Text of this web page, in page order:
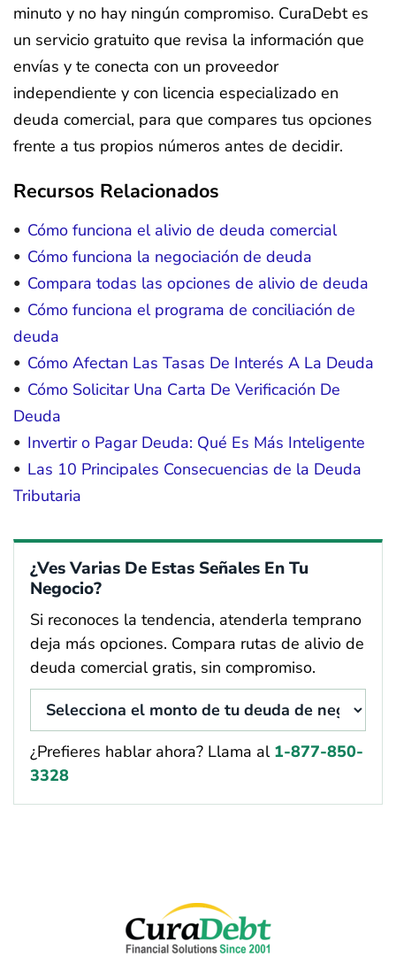
minuto y no hay ningún compromiso. CuraDebt es
un servicio gratuito que revisa la información que
envías y te conecta con un proveedor
independiente y con licencia especializado en
deuda comercial, para que compares tus opciones
frente a tus propios números antes de decidir.
Recursos Relacionados
Cómo funciona el alivio de deuda comercial
Cómo funciona la negociación de deuda
Compara todas las opciones de alivio de deuda
Cómo funciona el programa de conciliación de
deuda
Cómo Afectan Las Tasas De Interés A La Deuda
Cómo Solicitar Una Carta De Verificación De
Deuda
Invertir o Pagar Deuda: Qué Es Más Inteligente
Las 10 Principales Consecuencias de la Deuda
Tributaria
¿Ves Varias De Estas Señales En Tu
Negocio?
Si reconoces la tendencia, atenderla temprano
deja más opciones. Compara rutas de alivio de
deuda comercial gratis, sin compromiso.
¿Prefieres hablar ahora? Llama al 1-877-850-
3328